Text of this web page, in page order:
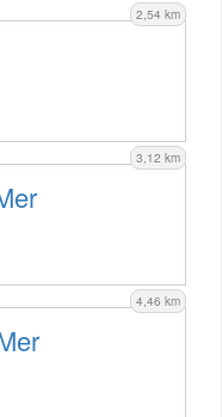
2,54 km
3,12 km
4,46 km